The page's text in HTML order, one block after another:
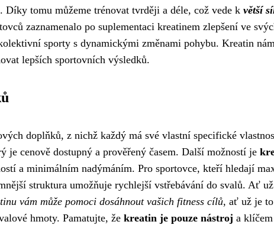
tomu můžeme trénovat tvrději a déle, což vede k větší
zaznamenalo po suplementaci kreatinem zlepšení ve
sporty s dynamickými změnami pohybu. Kreatin
lepších sportovních výsledků.
doplňků, z nichž každý má své vlastní specifické
je cenově dostupný a prověřený časem. Další možností je
a minimálním nadýmáním. Pro sportovce, kteří hledají
struktura umožňuje rychlejší vstřebávání do svalů. Ať
vám může pomoci dosáhnout vašich fitness cílů, ať už je
hmoty. Pamatujte, že kreatin je pouze nástroj a